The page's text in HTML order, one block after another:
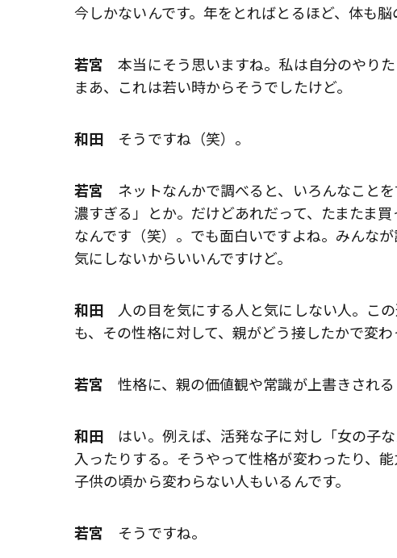
今しかないんです。年をとればとるほど、体も脳
若宮 本当にそう思いますね。私は自分のやりた
まあ、これは若い時からそうでしたけど。
和田 そうですね（笑）。
若宮 ネットなんかで調べると、いろんなこと
濃すぎる」とか。だけどあれだって、たまたま
なんです（笑）。でも面白いですよね。みんな
気にしないからいいんですけど。
和田 人の目を気にする人と気にしない人。こ
も、その性格に対して、親がどう接したかで変わ
若宮 性格に、親の価値観や常識が上書きされる
和田 はい。例えば、活発な子に対し「女の子
入ったりする。そうやって性格が変わったり、
子供の頃から変わらない人もいるんです。
若宮 そうですね。